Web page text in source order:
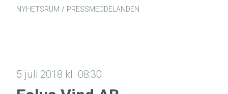
NYHETSRUM / PRESSMEDDELANDEN
5 juli 2018 kl. 08:30